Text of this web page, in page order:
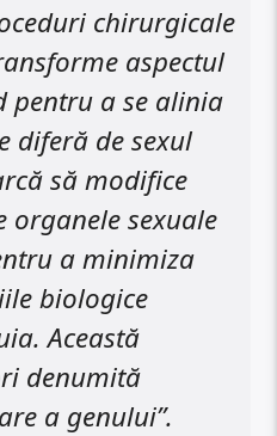
chirurgicale
aspectul
pentru a se alinia
diferă de sexul
să modifice
organele sexuale
a minimiza
biologice
Această
denumită
a genului”.